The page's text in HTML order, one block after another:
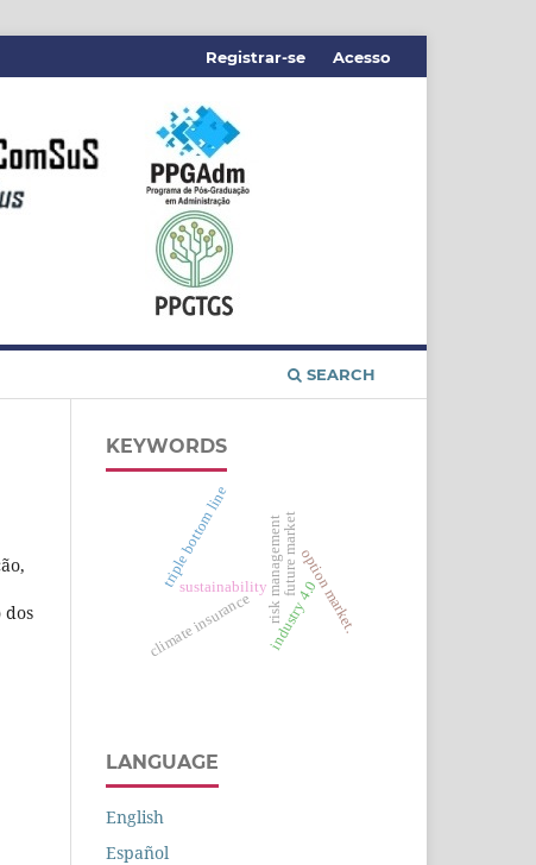
SEARCH
Registrar-se Acesso
dos
KEYWORDS
industry 4.0
risk management
sustainability
triple bottom line
climate insurance
future marketoption market.
LANGUAGE
English
Español